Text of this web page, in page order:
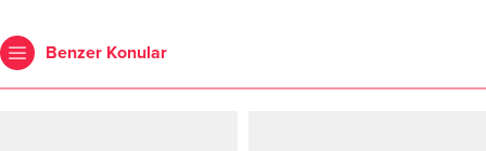
Benzer Konular